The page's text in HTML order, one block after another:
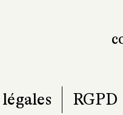
RGPD